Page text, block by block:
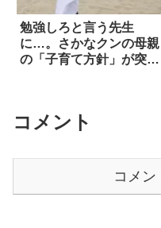
勉強しろと言う先生
に…。さかなクンの母親
の「子育て方針」が突き
コメント
コメン